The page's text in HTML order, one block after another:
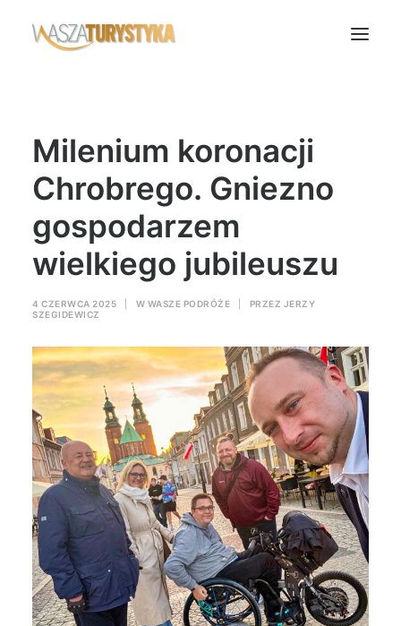
Biura podróży
Transport
Noclegi
Polska
Świat
Rok Kobiet
Wasze Podróże
Wyszukiwanie
Milenium koronacji
Chrobrego. Gniezno
gospodarzem
wielkiego jubileuszu
4 CZERWCA 2025 W WASZE PODRÓŻE PRZEZ JERZY
SZEGIDEWICZ